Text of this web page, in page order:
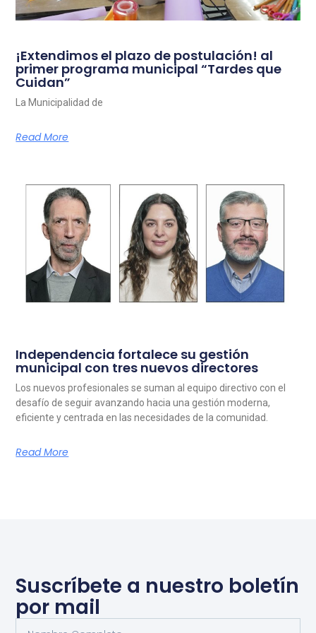
¡Extendimos el plazo de postulación! al
primer programa municipal “Tardes que
Cuidan”
La Municipalidad de
Read More
Independencia fortalece su gestión
municipal con tres nuevos directores
Los nuevos profesionales se suman al equipo directivo con el
desafío de seguir avanzando hacia una gestión moderna,
eficiente y centrada en las necesidades de la comunidad.
Read More
Suscríbete a nuestro boletín
por mail